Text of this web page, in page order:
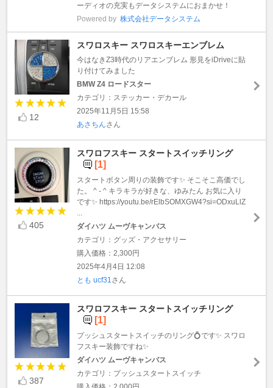
ーディオの充実もデータシステムにおまかせ！
Powered by 株式会社データシステム
12
スワロスキー スワロスキーエンブレム
今はなきZ3時代のリアエンブレム 形見をiDriveに貼
り付けてみました
BMW Z4 ロードスター
カテゴリ：ステッカー・デカール
2025年11月5日 15:58
あさちんさん
405
スワロフスキー スタートスイッチリング
[1]
スタートボタン周りの装飾です✨ そこそこ高価でし
た。 ^ - ^ キラキラが好きな、ゆみたん お気に入り
です✨ https://youtu.be/rElbSOMXGW4?si=ODxuLlZ
ダイハツ ムーヴキャンバス
カテゴリ：グッズ・アクセサリー
購入価格：2,300円
2025年4月4日 12:08
とも ucf31 さん
387
スワロフスキー スタートスイッチリング
[1]
プッシュスタートスイッチのリング💍です✨ スワロ
フスキー装飾ですね✨
ダイハツ ムーヴキャンバス
カテゴリ：プッシュスタートスイッチ